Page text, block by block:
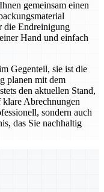
gemeinsam einen
die Endreinigung
Hand und einfach
Gegenteil, sie ist die
planen mit dem
den aktuellen Stand,
Abrechnungen
sondern auch
das Sie nachhaltig